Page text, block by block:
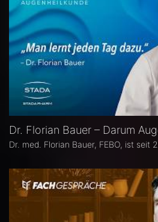
Dr. Florian Bauer – Darum